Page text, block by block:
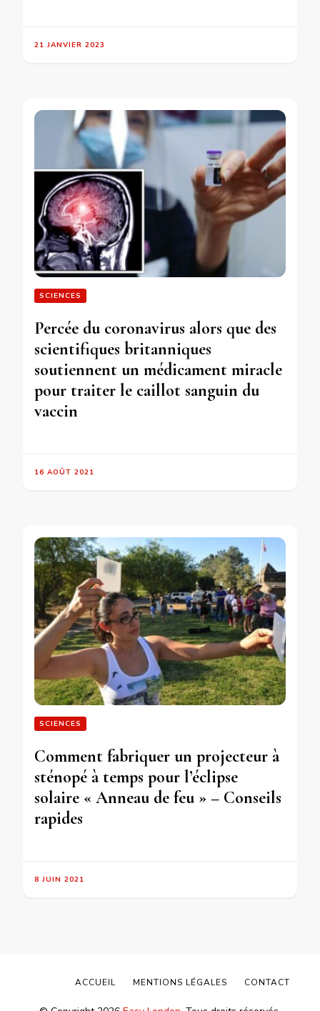
21 JANVIER 2023
SCIENCES
Percée du coronavirus alors que des
scientifiques britanniques
soutiennent un médicament miracle
pour traiter le caillot sanguin du
vaccin
16 AOÛT 2021
SCIENCES
Comment fabriquer un projecteur à
sténopé à temps pour l’éclipse
solaire « Anneau de feu » – Conseils
rapides
8 JUIN 2021
ACCUEIL MENTIONS LÉGALES CONTACT